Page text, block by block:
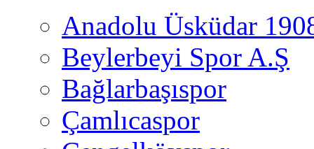
Anadolu Üsküdar
Beylerbeyi Spor A.Ş
Bağlarbaşıspor
Çamlıcaspor